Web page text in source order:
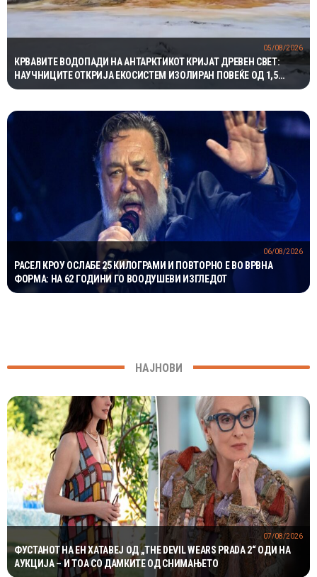
КРВАВИТЕ ВОДОПАДИ НА АНТАРКТИКОТ КРИЈАТ ДРЕВЕН СВЕТ:
НАУЧНИЦИТЕ ОТКРИЈА ЕКОСИСТЕМ ИЗОЛИРАН ПОВЕЌЕ ОД 1,5
МИЛИОНИ ГОДИНИ
05/08/2026
РАСЕЛ КРОУ ОСЛАБЕ 25 КИЛОГРАМИ И ПОВТОРНО Е ВО ВРВНА
ФОРМА: НА 62 ГОДИНИ ГО ВООДУШЕВИ ИЗГЛЕДОТ
06/08/2026
НАЈНОВИ
ФУСТАНОТ НА ЕН ХАТАВЕЈ ОД „THE DEVIL WEARS PRADA 2“ ОДИ НА
АУКЦИЈА – И ТОА СО ДАМКИТЕ ОД СНИМАЊЕТО
07/08/2026